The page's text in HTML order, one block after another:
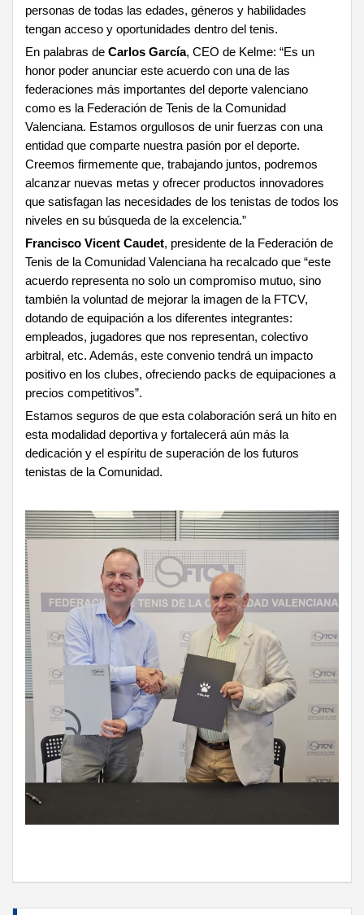
personas de todas las edades, géneros y habilidades
tengan acceso y oportunidades dentro del tenis.
En palabras de Carlos García, CEO de Kelme: “Es un
honor poder anunciar este acuerdo con una de las
federaciones más importantes del deporte valenciano
como es la Federación de Tenis de la Comunidad
Valenciana. Estamos orgullosos de unir fuerzas con una
entidad que comparte nuestra pasión por el deporte.
Creemos firmemente que, trabajando juntos, podremos
alcanzar nuevas metas y ofrecer productos innovadores
que satisfagan las necesidades de los tenistas de todos los
niveles en su búsqueda de la excelencia.”
Francisco Vicent Caudet, presidente de la Federación de
Tenis de la Comunidad Valenciana ha recalcado que “este
acuerdo representa no solo un compromiso mutuo, sino
también la voluntad de mejorar la imagen de la FTCV,
dotando de equipación a los diferentes integrantes:
empleados, jugadores que nos representan, colectivo
arbitral, etc. Además, este convenio tendrá un impacto
positivo en los clubes, ofreciendo packs de equipaciones a
precios competitivos”.
Estamos seguros de que esta colaboración será un hito en
esta modalidad deportiva y fortalecerá aún más la
dedicación y el espíritu de superación de los futuros
tenistas de la Comunidad.